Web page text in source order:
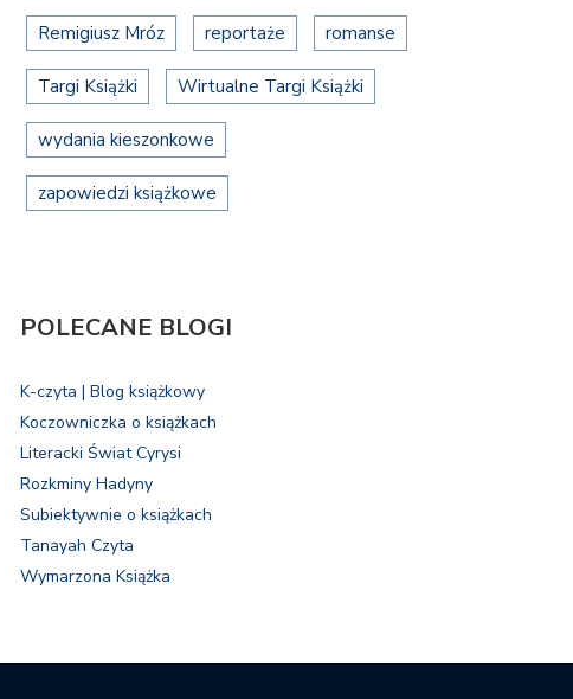
Remigiusz Mróz reportaże romanse
Targi Książki Wirtualne Targi Książki
wydania kieszonkowe
zapowiedzi książkowe
POLECANE BLOGI
K-czyta | Blog książkowy
Koczowniczka o książkach
Literacki Świat Cyrysi
Rozkminy Hadyny
Subiektywnie o książkach
Tanayah Czyta
Wymarzona Książka